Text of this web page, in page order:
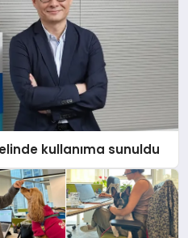
kullanıma sunuldu